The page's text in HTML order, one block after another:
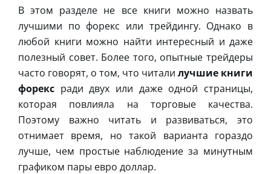
В этом разделе не все книги можно назвать
лучшими по форекс или трейдингу. Однако в
любой книги можно найти интересный и даже
полезный совет. Более того, опытные трейдеры
часто говорят, о том, что читали лучшие книги
форекс ради двух или даже одной страницы,
которая повлияла на торговые качества.
Поэтому важно читать и развиваться, это
отнимает время, но такой варианта гораздо
лучше, чем простые наблюдение за минутным
графиком пары евро доллар.